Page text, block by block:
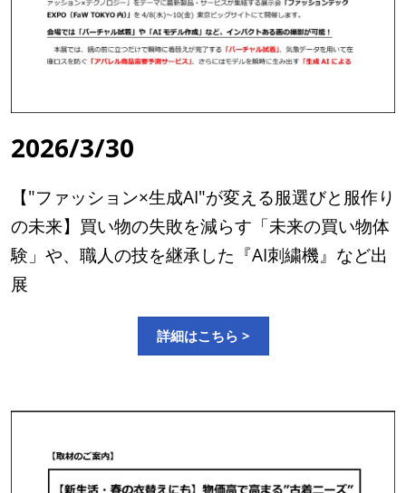
2026/3/30
【"ファッション×生成AI"が変える服選びと服作り
の未来】買い物の失敗を減らす「未来の買い物体
験」や、職人の技を継承した『AI刺繍機』など出
展
詳細はこちら >